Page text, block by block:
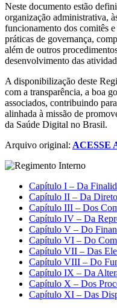
Neste documento estão
organização administrativa,
funcionamento dos comitês
práticas de governança,
além de outros
desenvolvimento das
A disponibilização deste
com a transparência, a boa
associados, contribuindo
alinhada à missão de
da Saúde Digital no Brasil.
Arquivo original: ACESSE
Capítulo I – Da
Capítulo II – Da
Capítulo III – Dos
Capítulo IV – Da
Capítulo V – Do
Capítulo VI – Do
Capítulo VII – Das
Capítulo VIII – Do
Capítulo IX – Da
Capítulo X – Dos
Capítulo XI – Das